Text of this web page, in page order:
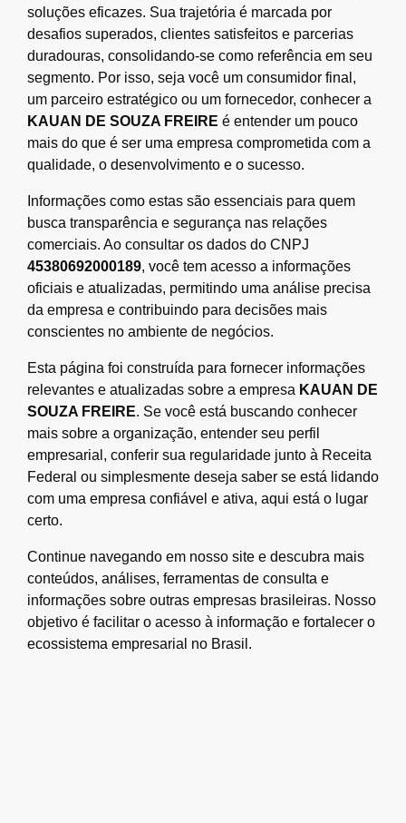
soluções eficazes. Sua trajetória é marcada por
desafios superados, clientes satisfeitos e parcerias
duradouras, consolidando-se como referência em seu
segmento. Por isso, seja você um consumidor final,
um parceiro estratégico ou um fornecedor, conhecer a
KAUAN DE SOUZA FREIRE é entender um pouco
mais do que é ser uma empresa comprometida com a
qualidade, o desenvolvimento e o sucesso.
Informações como estas são essenciais para quem
busca transparência e segurança nas relações
comerciais. Ao consultar os dados do CNPJ
45380692000189, você tem acesso a informações
oficiais e atualizadas, permitindo uma análise precisa
da empresa e contribuindo para decisões mais
conscientes no ambiente de negócios.
Esta página foi construída para fornecer informações
relevantes e atualizadas sobre a empresa KAUAN DE
SOUZA FREIRE. Se você está buscando conhecer
mais sobre a organização, entender seu perfil
empresarial, conferir sua regularidade junto à Receita
Federal ou simplesmente deseja saber se está lidando
com uma empresa confiável e ativa, aqui está o lugar
certo.
Continue navegando em nosso site e descubra mais
conteúdos, análises, ferramentas de consulta e
informações sobre outras empresas brasileiras. Nosso
objetivo é facilitar o acesso à informação e fortalecer o
ecossistema empresarial no Brasil.